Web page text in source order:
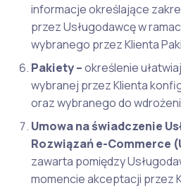
informacje określające
przez Usługodawcę w
wybranego przez Klienta
Pakiety –określenie
wybranej przez Klienta
oraz wybranego do
Umowa na świadczenie
Rozwiązań e-Commerce
zawarta pomiędzy
momencie akceptacji przez